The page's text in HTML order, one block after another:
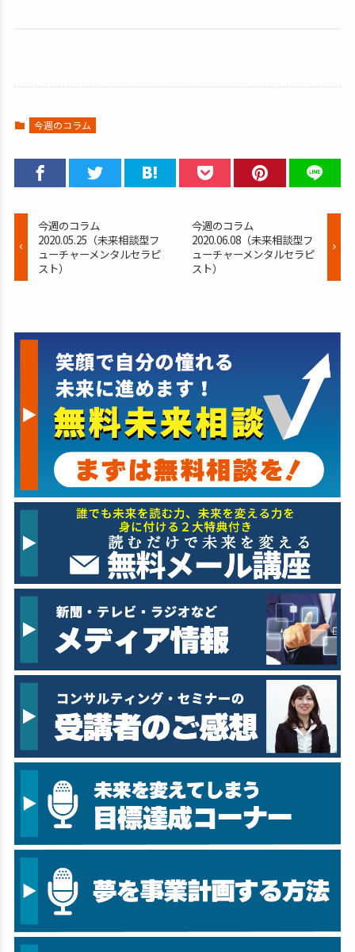
今週のコラム
今週のコラム
2020.05.25（未来相談型フ
ューチャーメンタルセラピ
スト）
今週のコラム
2020.06.08（未来相談型フ
ューチャーメンタルセラピ
スト）